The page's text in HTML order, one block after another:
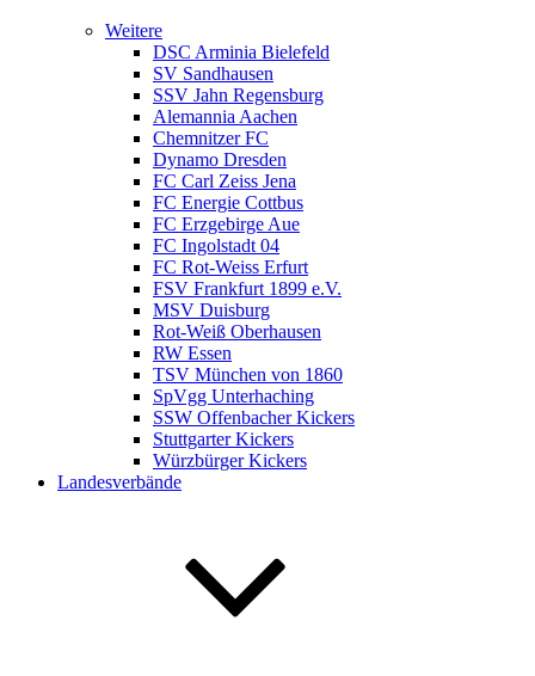
Weitere
DSC Arminia Bielefeld
SV Sandhausen
SSV Jahn Regensburg
Alemannia Aachen
Chemnitzer FC
Dynamo Dresden
FC Carl Zeiss Jena
FC Energie Cottbus
FC Erzgebirge Aue
FC Ingolstadt 04
FC Rot-Weiss Erfurt
FSV Frankfurt 1899 e.V.
MSV Duisburg
Rot-Weiß Oberhausen
RW Essen
TSV München von 1860
SpVgg Unterhaching
SSW Offenbacher Kickers
Stuttgarter Kickers
Würzbürger Kickers
Landesverbände